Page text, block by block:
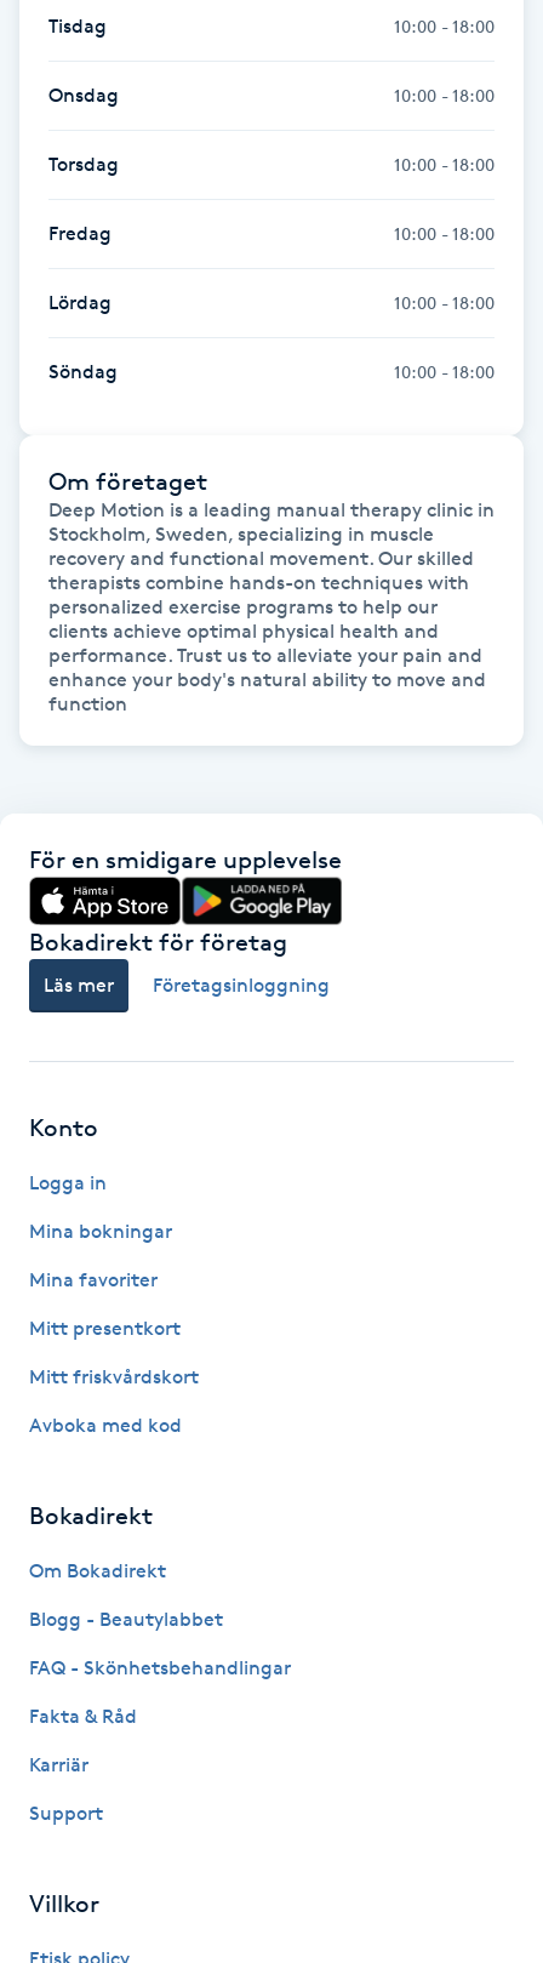
Gellack med förstärkning
Gravidmassage
Gravidyoga
Gruppträning
Gua Sha-massage
H
Hatha Yoga
Headspa
Healing
Herrklippning
Hot Stone Massage
Hot yoga
Hyaluronsyra
Hypnos
Hårborttagning
Hårbottenbehandling
Hårförlängning
Hårvård
Hälsa
Hälsprickor
Tisdag 10:00 - 18:00
Onsdag 10:00 - 18:00
Torsdag 10:00 - 18:00
Fredag 10:00 - 18:00
Lördag 10:00 - 18:00
Söndag 10:00 - 18:00
Om företaget
Deep Motion is a leading manual therapy clinic in
Stockholm, Sweden, specializing in muscle
recovery and functional movement. Our skilled
therapists combine hands-on techniques with
personalized exercise programs to help our
clients achieve optimal physical health and
performance. Trust us to alleviate your pain and
enhance your body's natural ability to move and
function
För en smidigare upplevelse
Bokadirekt för företag
Läs mer Företagsinloggning
Konto
Logga in
Mina bokningar
Mina favoriter
Mitt presentkort
Mitt friskvårdskort
Avboka med kod
Bokadirekt
Om Bokadirekt
Blogg - Beautylabbet
FAQ - Skönhetsbehandlingar
Fakta & Råd
Karriär
Support
Villkor